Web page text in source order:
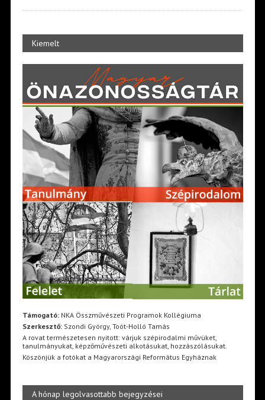
Kiemelt
Támogató:NKA Összművészeti Programok Kollégiuma
Szerkesztő:Szondi György, Toót-Holló Tamás
A rovat természetesen nyitott: várjuk szépirodalmi művüket,
tanulmányukat, képzőművészeti alkotásukat, hozzászólásukat.
Köszönjük a fotókat a Magyarországi Református Egyháznak
A hónap legolvasottabb bejegyzései